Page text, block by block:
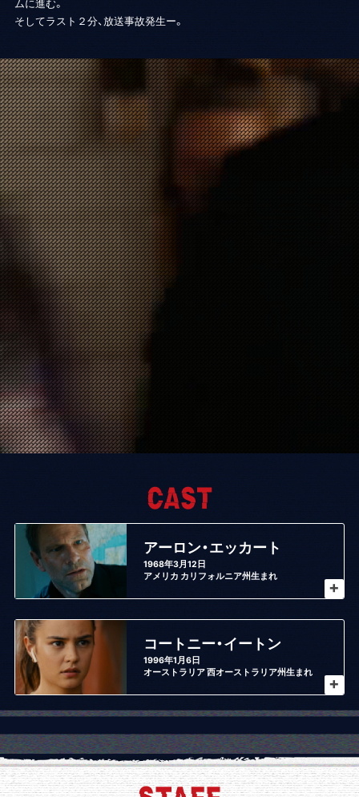
ムに進む。
そしてラスト２分、放送事故発生ー。
アーロン・エッカート
1968年3月12日
アメリカ カリフォルニア州生まれ
コートニー・イートン
1996年1月6日
オーストラリア 西オーストラリア州生まれ